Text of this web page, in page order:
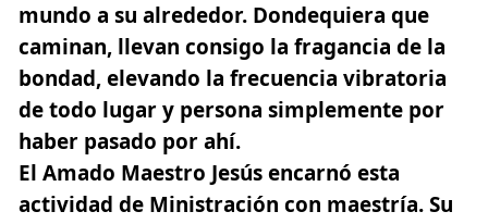
mundo a su alrededor. Dondequiera que
caminan, llevan consigo la fragancia de la
bondad, elevando la frecuencia vibratoria
de todo lugar y persona simplemente por
haber pasado por ahí.
El Amado Maestro Jesús encarnó esta
actividad de Ministración con maestría. Su